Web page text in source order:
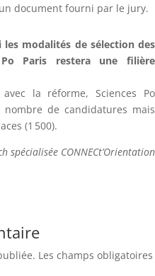
document fourni par le jury.
modalités de sélection des
Po Paris restera une filière
la réforme, Sciences Po
de candidatures mais
(1 500).
spécialisée CONNECt’Orientation
Les champs obligatoires